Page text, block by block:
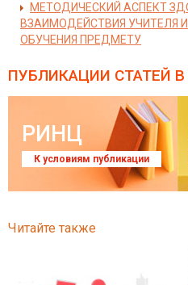
МЕТОДИЧЕСКИЙ АСПЕКТ
ВЗАИМОДЕЙСТВИЯ УЧИТЕЛЯ
ОБУЧЕНИЯ ПРЕДМЕТУ
ПУБЛИКАЦИИ СТАТЕЙ
РИНЦ
К условиям публикации
Читайте также